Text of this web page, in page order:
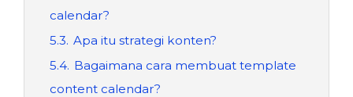
calendar?
5.3. Apa itu strategi konten?
5.4. Bagaimana cara membuat template
content calendar?